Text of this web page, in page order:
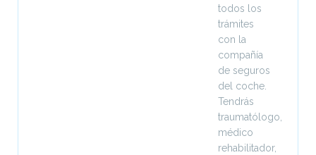
todos los
trámites
con la
compañía
de seguros
del coche.
Tendrás
traumatólogo,
médico
rehabilitador,